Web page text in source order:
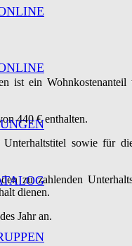
ist ein
440 € enthalten.
sowie für
zu zahlenden
dienen.
Jahr an.